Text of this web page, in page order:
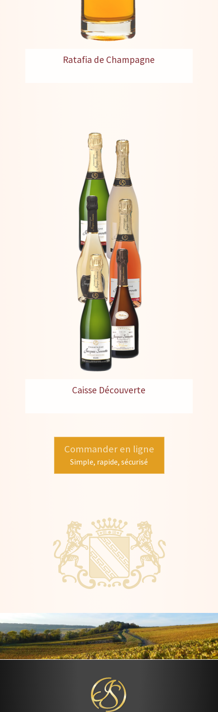
Ratafia de Champagne
Caisse Découverte
Commander en ligne
Simple, rapide, sécurisé